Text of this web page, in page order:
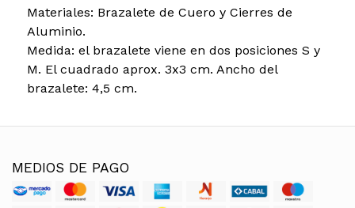
Materiales: Brazalete de Cuero y Cierres de
Aluminio.
Medida: el brazalete viene en dos posiciones S y
M. El cuadrado aprox. 3x3 cm. Ancho del
brazalete: 4,5 cm.
MEDIOS DE PAGO